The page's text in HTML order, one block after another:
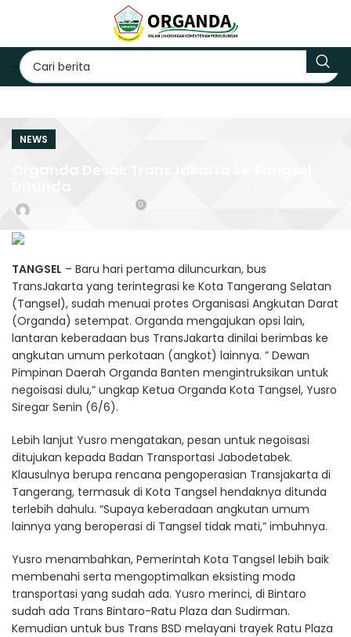
NEWS
0
TANGSEL – Baru hari pertama diluncurkan, bus
TransJakarta yang terintegrasi ke Kota Tangerang Selatan
(Tangsel), sudah menuai protes Organisasi Angkutan Darat
(Organda) setempat. Organda mengajukan opsi lain,
lantaran keberadaan bus TransJakarta dinilai berimbas ke
angkutan umum perkotaan (angkot) lainnya. ” Dewan
Pimpinan Daerah Organda Banten mengintruksikan untuk
negoisasi dulu,” ungkap Ketua Organda Kota Tangsel, Yusro
Siregar Senin (6/6).
Lebih lanjut Yusro mengatakan, pesan untuk negoisasi
ditujukan kepada Badan Transportasi Jabodetabek.
Klausulnya berupa rencana pengoperasian Transjakarta di
Tangerang, termasuk di Kota Tangsel hendaknya ditunda
terlebih dahulu. “Supaya keberadaan angkutan umum
lainnya yang beroperasi di Tangsel tidak mati,” imbuhnya.
Yusro menambahkan, Pemerintah Kota Tangsel lebih baik
membenahi serta mengoptimalkan eksisting moda
transportasi yang sudah ada. Yusro merinci, di Bintaro
sudah ada Trans Bintaro-Ratu Plaza dan Sudirman.
Kemudian untuk bus Trans BSD melayani trayek Ratu Plaza